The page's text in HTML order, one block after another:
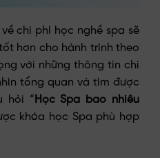
chi phí học nghề spa sẽ
hơn cho hành trình theo
với những thông tin chi
tổng quan và tìm được
hỏi “ Học Spa bao nhiêu
khóa học Spa phù hợp